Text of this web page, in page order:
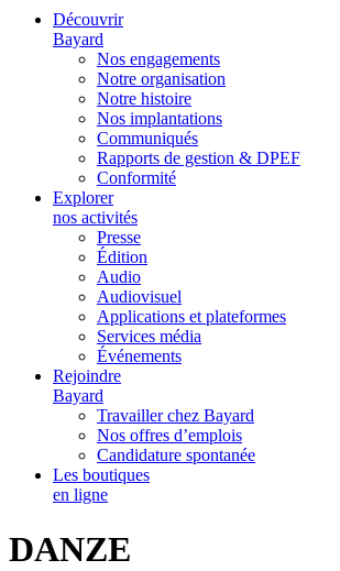
Découvrir
Bayard
Nos engagements
Notre organisation
Notre histoire
Nos implantations
Communiqués
Rapports de gestion & DPEF
Conformité
Explorer
nos activités
Presse
Édition
Audio
Audiovisuel
Applications et plateformes
Services média
Événements
Rejoindre
Bayard
Travailler chez Bayard
Nos offres d’emplois
Candidature spontanée
Les boutiques
en ligne
DANZE